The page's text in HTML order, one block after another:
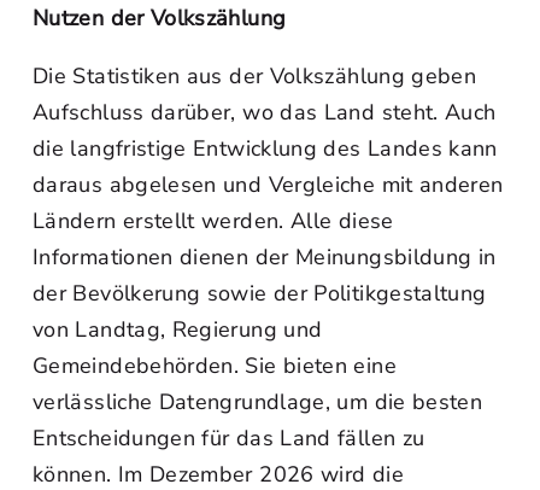
Nutzen der Volkszählung
Die Statistiken aus der Volkszählung geben
Aufschluss darüber, wo das Land steht. Auch
die langfristige Entwicklung des Landes kann
daraus abgelesen und Vergleiche mit anderen
Ländern erstellt werden. Alle diese
Informationen dienen der Meinungsbildung in
der Bevölkerung sowie der Politikgestaltung
von Landtag, Regierung und
Gemeindebehörden. Sie bieten eine
verlässliche Datengrundlage, um die besten
Entscheidungen für das Land fällen zu
können. Im Dezember 2026 wird die